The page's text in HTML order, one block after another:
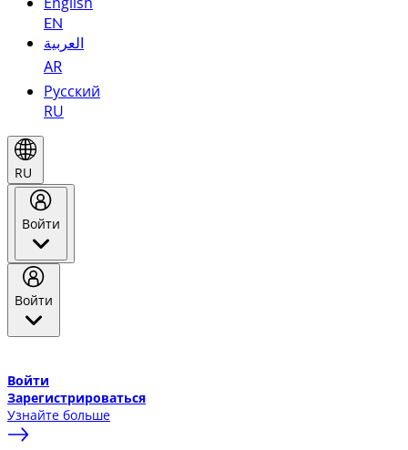
EN
العربية
AR
Русский
RU
RU
Войти
Войти
Войти
Зарегистрироваться
Узнайте больше